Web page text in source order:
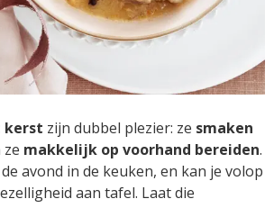
kerst zijn dubbel plezier: ze smaken
makkelijk op voorhand bereiden.
avond in de keuken, en kan je volop
aan tafel. Laat die